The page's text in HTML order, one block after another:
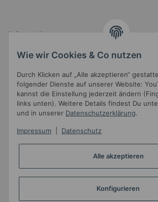
Informationen
Gesetzliche Informationen
Wie wir Cookies & Co nutzen
Durch Klicken auf „Alle akzeptieren“
folgender Dienste auf unserer Website:
kannst die Einstellung jederzeit ändern
links unten). Weitere Details findest Du
und in unserer Datenschutzerklärung.
Impressum Datenschutz
Alle akzeptieren
Konfigurieren